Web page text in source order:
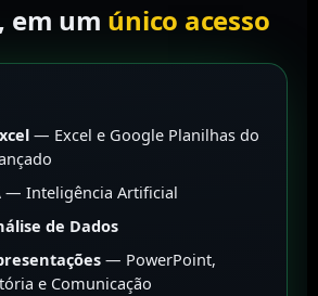
em um único acesso
— Excel e Google Planilhas do
— Inteligência Artificial
de Dados
— PowerPoint,
e Comunicação